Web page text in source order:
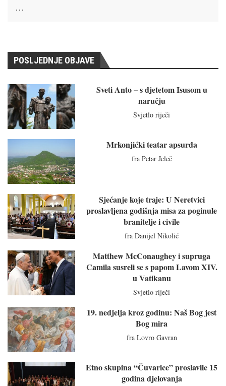
…
POSLJEDNJE OBJAVE
Sveti Anto – s djetetom Isusom u
naručju
Svjetlo riječi
Mrkonjićki teatar apsurda
fra Petar Jeleč
Sjećanje koje traje: U Neretvici
proslavljena godišnja misa za poginule
branitelje i civile
fra Danijel Nikolić
Matthew McConaughey i supruga
Camila susreli se s papom Lavom XIV.
u Vatikanu
Svjetlo riječi
19. nedjelja kroz godinu: Naš Bog jest
Bog mira
fra Lovro Gavran
Etno skupina “Čuvarice” proslavile 15
godina djelovanja